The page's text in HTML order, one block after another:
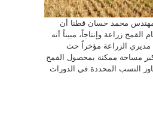
محمد حسان قطنا أن
القمح زراعة وإنتاجاً، مبيناً أنه
مديري الزراعة مؤخراً حث
مساحة ممكنة بمحصول القمح
النسب المحددة في الدورات